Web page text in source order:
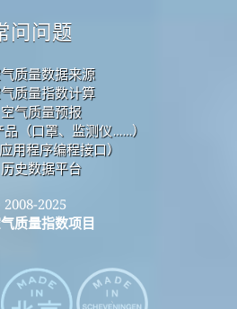
问问题
质量数据来源
质量指数计算
空气质量预报
（口罩、监测仪……）
用程序编程接口）
历史数据平台
2025
质量指数项目